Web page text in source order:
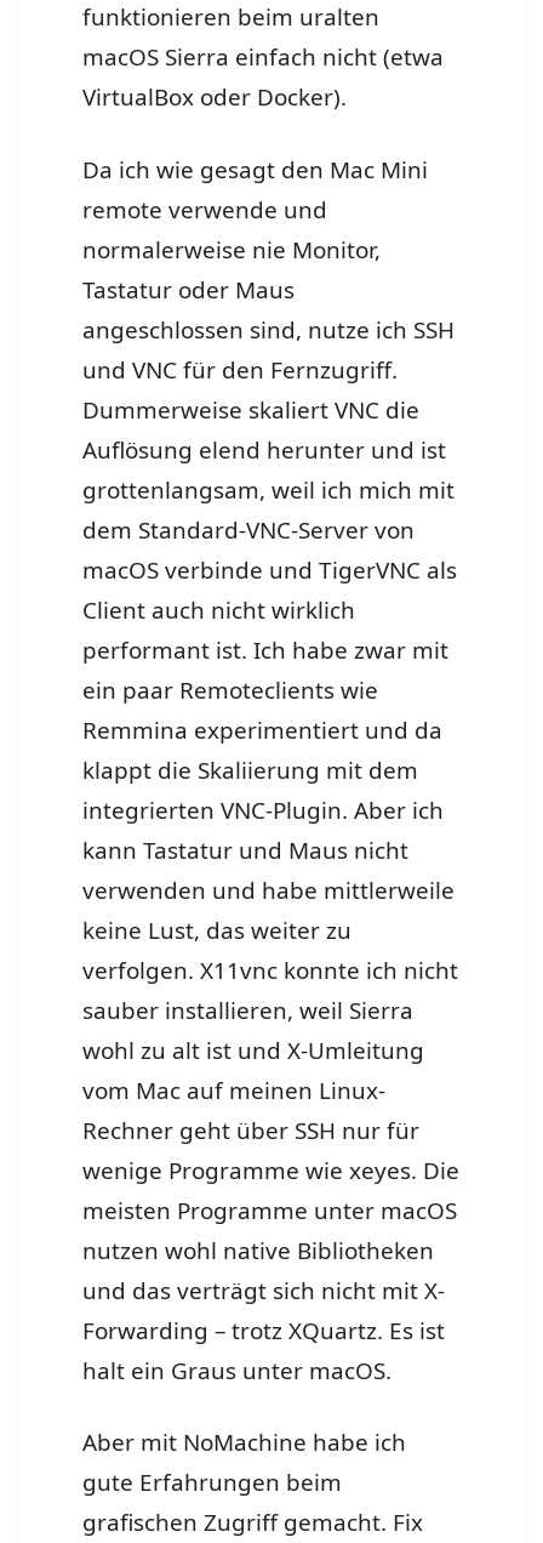
funktionieren beim uralten
macOS Sierra einfach nicht (etwa
VirtualBox oder Docker).
Da ich wie gesagt den Mac Mini
remote verwende und
normalerweise nie Monitor,
Tastatur oder Maus
angeschlossen sind, nutze ich SSH
und VNC für den Fernzugriff.
Dummerweise skaliert VNC die
Auflösung elend herunter und ist
grottenlangsam, weil ich mich mit
dem Standard-VNC-Server von
macOS verbinde und TigerVNC als
Client auch nicht wirklich
performant ist. Ich habe zwar mit
ein paar Remoteclients wie
Remmina experimentiert und da
klappt die Skaliierung mit dem
integrierten VNC-Plugin. Aber ich
kann Tastatur und Maus nicht
verwenden und habe mittlerweile
keine Lust, das weiter zu
verfolgen. X11vnc konnte ich nicht
sauber installieren, weil Sierra
wohl zu alt ist und X-Umleitung
vom Mac auf meinen Linux-
Rechner geht über SSH nur für
wenige Programme wie xeyes. Die
meisten Programme unter macOS
nutzen wohl native Bibliotheken
und das verträgt sich nicht mit X-
Forwarding – trotz XQuartz. Es ist
halt ein Graus unter macOS.
Aber mit NoMachine habe ich
gute Erfahrungen beim
grafischen Zugriff gemacht. Fix